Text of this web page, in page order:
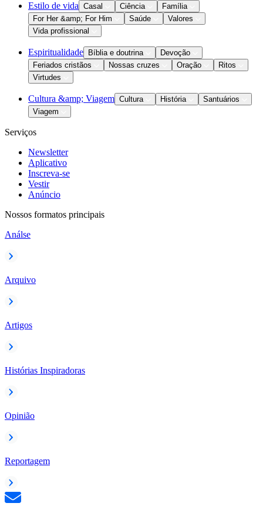
Estilo de vida Casal Ciência
Família
For Her &amp; For Him
Saúde
Valores
Vida profissional
Espiritualidade Bíblia e doutrina
Devoção
Feriados cristãos
Nossas cruzes Oração
Ritos
Virtudes
Cultura &amp; Viagem Cultura História
Santuários
Viagem
Serviços
Newsletter
Aplicativo
Inscreva-se
Vestir
Anúncio
Nossos formatos principais
Análse
Arquivo
Artigos
Histórias Inspiradoras
Opinião
Reportagem